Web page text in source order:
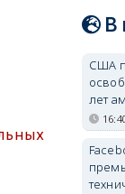
В
США
лет